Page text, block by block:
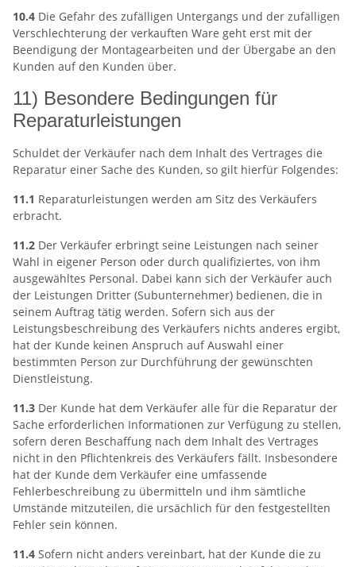
10.4 Die Gefahr des zufälligen Untergangs und der zufälligen
Verschlechterung der verkauften Ware geht erst mit der
Beendigung der Montagearbeiten und der Übergabe an den
Kunden auf den Kunden über.
11) Besondere Bedingungen für
Reparaturleistungen
Schuldet der Verkäufer nach dem Inhalt des Vertrages die
Reparatur einer Sache des Kunden, so gilt hierfür Folgendes:
11.1 Reparaturleistungen werden am Sitz des Verkäufers
erbracht.
11.2 Der Verkäufer erbringt seine Leistungen nach seiner
Wahl in eigener Person oder durch qualifiziertes, von ihm
ausgewähltes Personal. Dabei kann sich der Verkäufer auch
der Leistungen Dritter (Subunternehmer) bedienen, die in
seinem Auftrag tätig werden. Sofern sich aus der
Leistungsbeschreibung des Verkäufers nichts anderes ergibt,
hat der Kunde keinen Anspruch auf Auswahl einer
bestimmten Person zur Durchführung der gewünschten
Dienstleistung.
11.3 Der Kunde hat dem Verkäufer alle für die Reparatur der
Sache erforderlichen Informationen zur Verfügung zu stellen,
sofern deren Beschaffung nach dem Inhalt des Vertrages
nicht in den Pflichtenkreis des Verkäufers fällt. Insbesondere
hat der Kunde dem Verkäufer eine umfassende
Fehlerbeschreibung zu übermitteln und ihm sämtliche
Umstände mitzuteilen, die ursächlich für den festgestellten
Fehler sein können.
11.4 Sofern nicht anders vereinbart, hat der Kunde die zu